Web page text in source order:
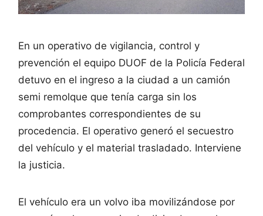
En un operativo de vigilancia, control y
prevención el equipo DUOF de la Policía Federal
detuvo en el ingreso a la ciudad a un camión
semi remolque que tenía carga sin los
comprobantes correspondientes de su
procedencia. El operativo generó el secuestro
del vehículo y el material trasladado. Interviene
la justicia.
El vehículo era un volvo iba movilizándose por